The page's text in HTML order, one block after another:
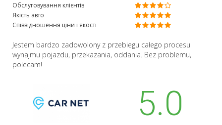
Обслуговування клієнтів
Якість авто
Співвідношення ціни і якості
Jestem bardzo zadowolony z przebiegu całego procesu
wynajmu pojazdu, przekazania, oddania. Bez problemu,
polecam!
5.0